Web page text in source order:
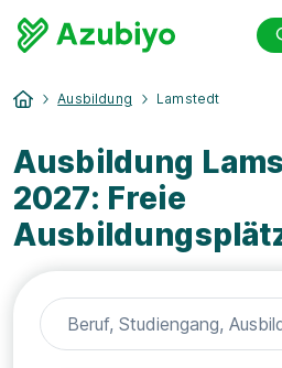
Ausbildung Lamstedt
Ausbildung
2027: Freie